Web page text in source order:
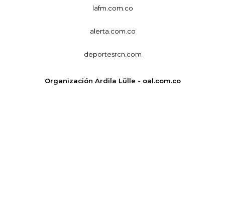
lafm.com.co
alerta.com.co
deportesrcn.com
Organización Ardila Lülle - oal.com.co